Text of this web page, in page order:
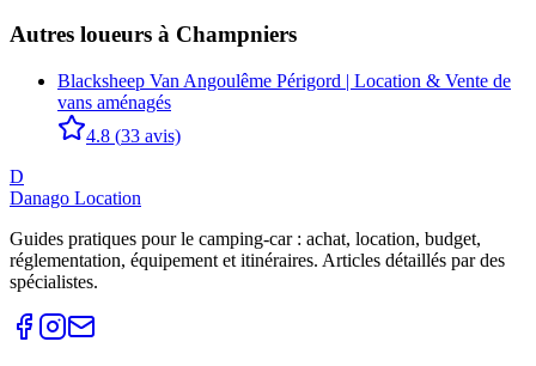
Autres loueurs à Champniers
Blacksheep Van Angoulême Périgord | Location & Vente de
vans aménagés
4.8 (33 avis)
D
Danago Location
Guides pratiques pour le camping-car : achat, location, budget,
réglementation, équipement et itinéraires. Articles détaillés par des
spécialistes.